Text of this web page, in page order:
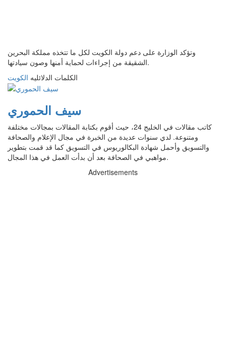
وتؤكد الوزارة على دعم دولة الكويت لكل ما تتخذه مملكة البحرين
الشقيقة من إجراءات لحماية أمنها وصون سيادتها.
الكلمات الدلائليه الكويت
سيف الحموري
كاتب مقالات في الخليج 24، حيث أقوم بكتابة المقالات بمجالات مختلفة
ومتنوعة. لدي سنوات عديدة من الخبرة في مجال الإعلام والصحافة
والتسويق وأحمل شهادة البكالوريوس في التسويق كما قد قمت بتطوير
مواهبي في الصحافة بعد أن بدأت العمل في هذا المجال.
Advertisements